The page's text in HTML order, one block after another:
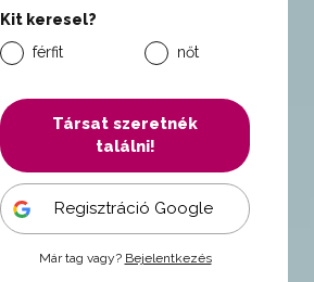
Kit keresel?
férfit
nőt
Társat szeretnék
találni!
Regisztráció Google
Már tag vagy? Bejelentkezés